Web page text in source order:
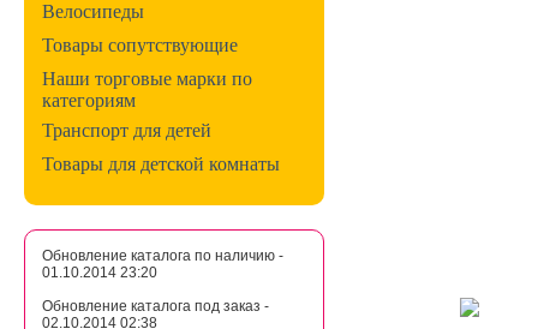
Велосипеды
Товары сопутствующие
Наши торговые марки по
категориям
Транспорт для детей
Товары для детской комнаты
Обновление каталога по наличию -
01.10.2014 23:20
Обновление каталога под заказ -
02.10.2014 02:38